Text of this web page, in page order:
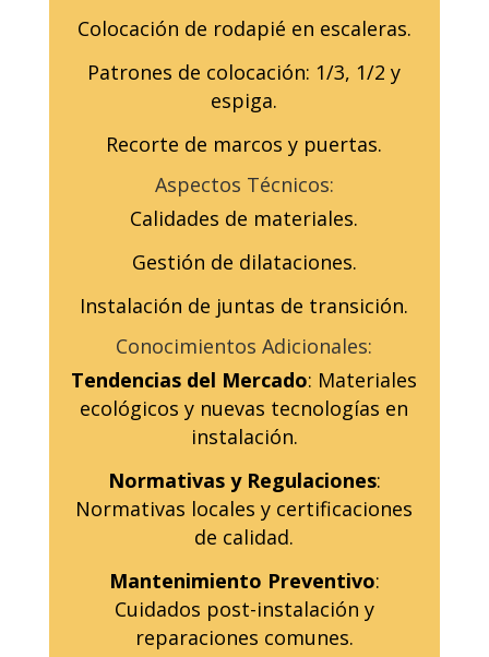
Colocación de rodapié en escaleras.
Patrones de colocación: 1/3, 1/2 y
espiga.
Recorte de marcos y puertas.
Aspectos Técnicos:
Calidades de materiales.
Gestión de dilataciones.
Instalación de juntas de transición.
Conocimientos Adicionales:
Tendencias del Mercado: Materiales
ecológicos y nuevas tecnologías en
instalación.
Normativas y Regulaciones:
Normativas locales y certificaciones
de calidad.
Mantenimiento Preventivo:
Cuidados post-instalación y
reparaciones comunes.